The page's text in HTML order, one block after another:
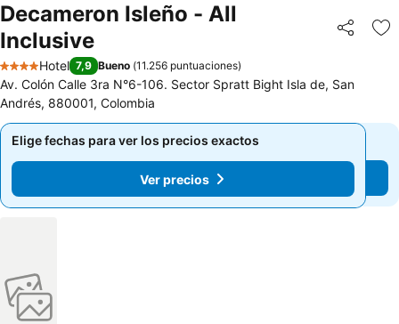
Decameron Isleño - All
Inclusive
Compartir
4 Estrellas
Hotel 7,9 Bueno (11.256 puntuaciones)
Av. Colón Calle 3ra N°6-106. Sector Spratt Bight Isla de, San
Andrés, 880001, Colombia
Elige fechas para ver los precios exactos
Ver precios
Elige fechas para ver los precios exactos
Ver precios